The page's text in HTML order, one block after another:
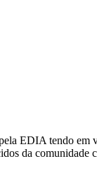
EDIA tendo
da